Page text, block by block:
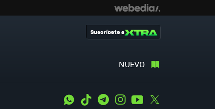
NUEVO
Suscríbete a
WhatsApp
Tiktok TelegramInstagramYoutube